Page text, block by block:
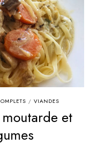
/ VIANDES
et